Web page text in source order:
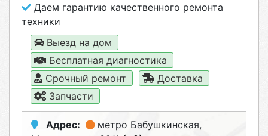
Даем гарантию качественного ремонта
техники
Выезд на дом
Бесплатная диагностика
Срочный ремонт
Доставка
Запчасти
Адрес: метро Бабушкинская,